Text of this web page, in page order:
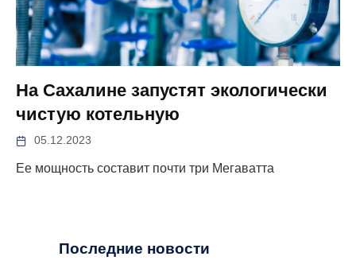
На Сахалине запустят экологически
чистую котельную
05.12.2023
Ее мощность составит почти три Мегаватта
Последние новости